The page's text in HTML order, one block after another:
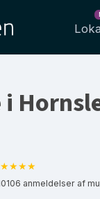
i
anmeldelser af